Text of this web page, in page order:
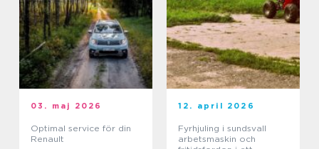
03. maj 2026
Optimal service för din
Renault
12. april 2026
Fyrhjuling i sundsvall
arbetsmaskin och